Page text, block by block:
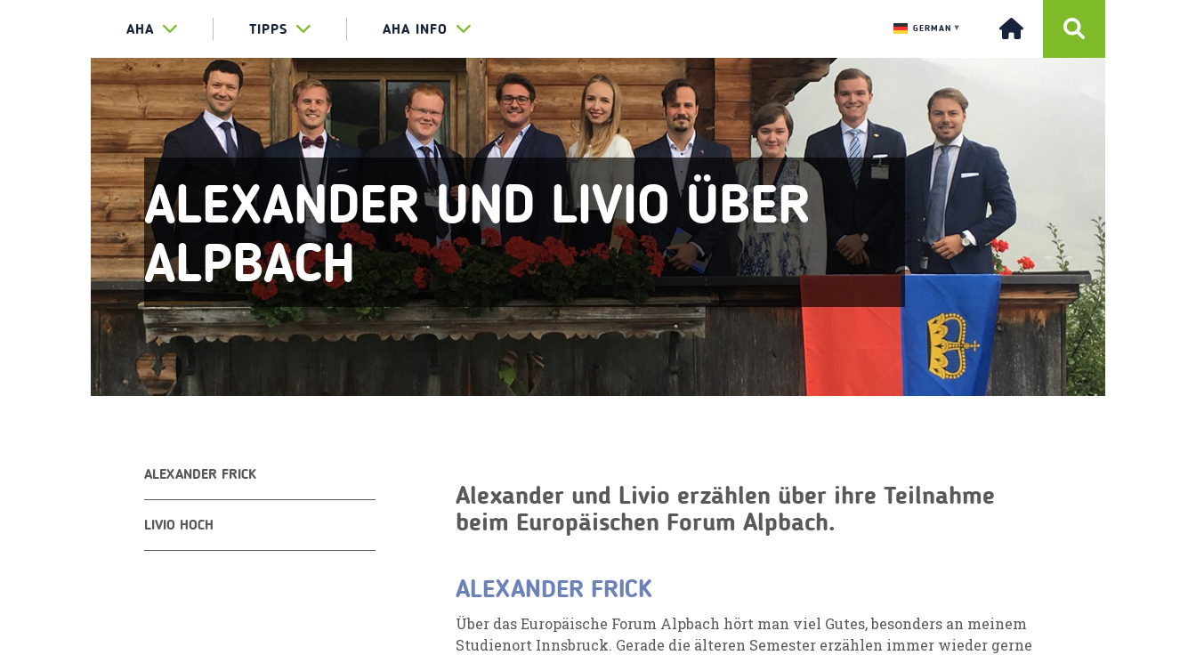
AHA TIPPS AHA INFO GERMAN ▼
ALEXANDER UND LIVIO ÜBER
ALPBACH
ALEXANDER FRICK
LIVIO HOCH
Alexander und Livio erzählen über ihre Teilnahme
beim Europäischen Forum Alpbach.
ALEXANDER FRICK
Über das Europäische Forum Alpbach hört man viel Gutes, besonders an meinem
Studienort Innsbruck. Gerade die älteren Semester erzählen immer wieder gerne